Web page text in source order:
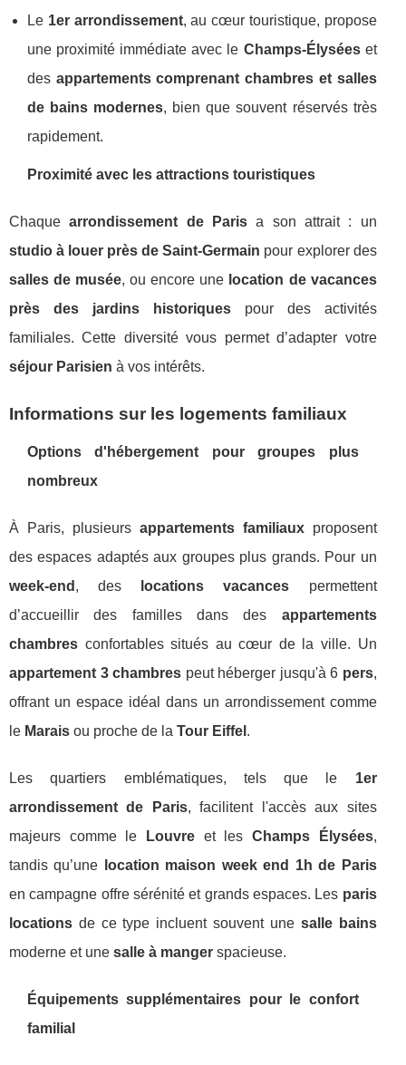
Le 1er arrondissement, au cœur touristique, propose
une proximité immédiate avec le Champs-Élyséeset
des appartements comprenant chambres et salles
de bains modernes, bien que souvent réservés très
rapidement.
Proximité avec les attractions touristiques
Chaquearrondissement de Parisa son attrait : un
studio à louer près de Saint-Germain pour explorer des
salles de musée, ou encore une location de vacances
près des jardins historiquespour des activités
familiales. Cette diversité vous permet d’adapter votre
séjour Parisien à vos intérêts.
Informations sur les logements familiaux
Options d'hébergement pour groupes plus
nombreux
À Paris, plusieurs appartements familiauxproposent
des espaces adaptés aux groupes plus grands. Pour un
week-end , des locations vacances permettent
d’accueillir des familles dans des appartements
chambres confortables situés au cœur de la ville. Un
appartement 3 chambres peut héberger jusqu'à 6 pers,
offrant un espace idéal dans un arrondissement comme
le Marais ou proche de la Tour Eiffel .
Les quartiers emblématiques, tels que le 1er
arrondissement de Paris, facilitent l'accès aux sites
majeurs comme le
Louvreet les Champs Élysées,
tandis qu’une
location maison week end 1h de Paris
en campagne offre sérénité et grands espaces. Les paris
locations de ce type incluent souvent une salle bains
moderne et une salle à manger spacieuse.
Équipements supplémentaires pour le confort
familial